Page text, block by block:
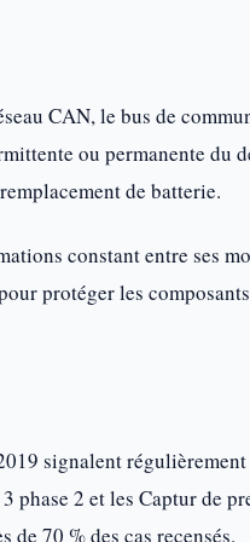
CAN, le bus de
ou permanente du
de batterie.
constant entre ses
protéger les
signalent
phase 2 et les Captur de
70 % des cas recensés.